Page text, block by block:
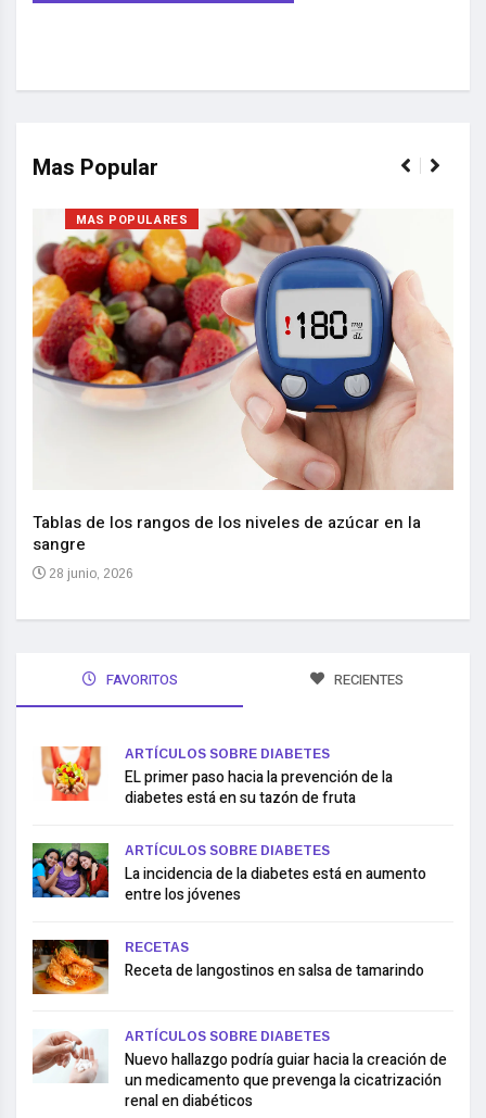
Mas Popular
MAS POPULARES
Tablas de los rangos de los niveles de azúcar en la
sangre
28 junio, 2026
FAVORITOS RECIENTES
ARTÍCULOS SOBRE DIABETES
EL primer paso hacia la prevención de la
diabetes está en su tazón de fruta
ARTÍCULOS SOBRE DIABETES
La incidencia de la diabetes está en aumento
entre los jóvenes
RECETAS
Receta de langostinos en salsa de tamarindo
ARTÍCULOS SOBRE DIABETES
Nuevo hallazgo podría guiar hacia la creación de
un medicamento que prevenga la cicatrización
renal en diabéticos